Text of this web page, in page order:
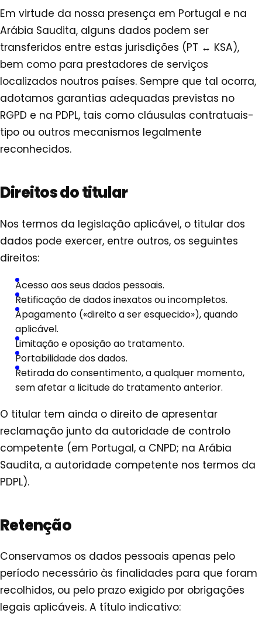
Em virtude da nossa presença em Portugal e na
Arábia Saudita, alguns dados podem ser
transferidos entre estas jurisdições (PT ↔ KSA),
bem como para prestadores de serviços
localizados noutros países. Sempre que tal ocorra,
adotamos garantias adequadas previstas no
RGPD e na PDPL, tais como cláusulas contratuais-
tipo ou outros mecanismos legalmente
reconhecidos.
Direitos do titular
Nos termos da legislação aplicável, o titular dos
dados pode exercer, entre outros, os seguintes
direitos:
Acesso aos seus dados pessoais.
Retificação de dados inexatos ou incompletos.
Apagamento («direito a ser esquecido»), quando
aplicável.
Limitação e oposição ao tratamento.
Portabilidade dos dados.
Retirada do consentimento, a qualquer momento,
sem afetar a licitude do tratamento anterior.
O titular tem ainda o direito de apresentar
reclamação junto da autoridade de controlo
competente (em Portugal, a CNPD; na Arábia
Saudita, a autoridade competente nos termos da
PDPL).
Retenção
Conservamos os dados pessoais apenas pelo
período necessário às finalidades para que foram
recolhidos, ou pelo prazo exigido por obrigações
legais aplicáveis. A título indicativo: